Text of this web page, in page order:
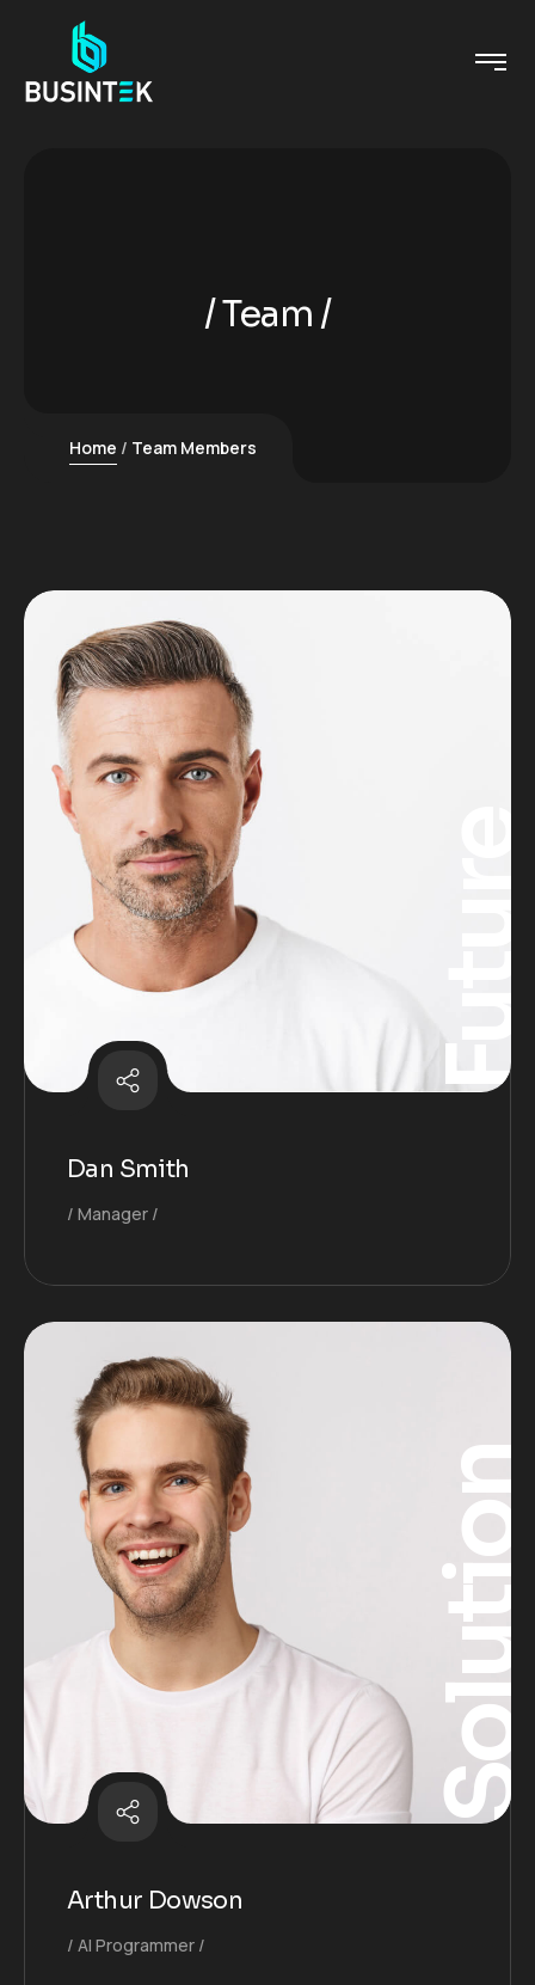
Team
Home Team Members
Dan Smith
Manager
Arthur Dowson
AI Programmer